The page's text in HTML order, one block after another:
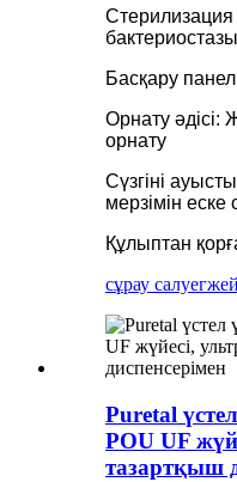
бактериостазы
Басқару
Орнату әдісі:
орнату
Сүзгіні
мерзімін еске
Құлыптан
сұрау салу
Puretal
POU UF
тазартқыш